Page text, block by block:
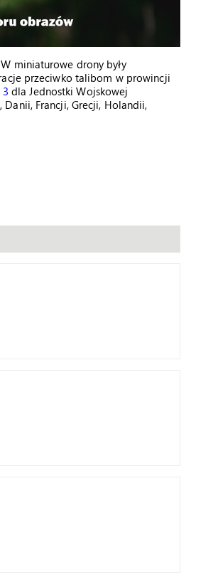
miniaturowe drony były
przeciwko talibom w prowincji
dla Jednostki Wojskowej
Danii, Francji, Grecji, Holandii,